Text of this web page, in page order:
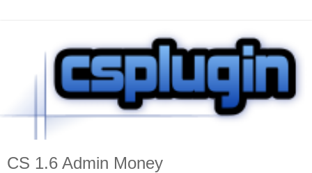
CS 1.6 Admin Money